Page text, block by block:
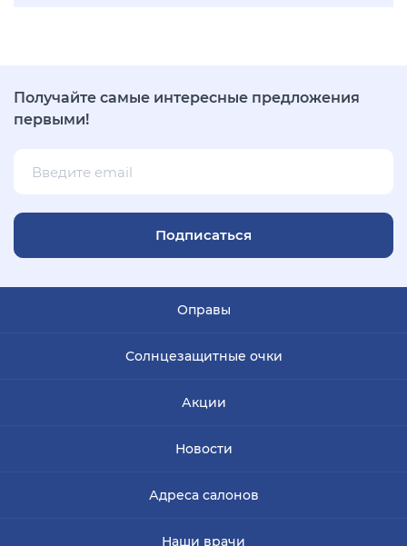
Получайте самые интересные предложения
первыми!
Подписаться
Оправы
Солнцезащитные очки
Акции
Новости
Адреса салонов
Наши врачи